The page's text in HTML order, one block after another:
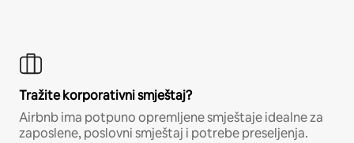
Tražite korporativni smještaj?
Airbnb ima potpuno opremljene smještaje idealne za
zaposlene, poslovni smještaj i potrebe preseljenja.